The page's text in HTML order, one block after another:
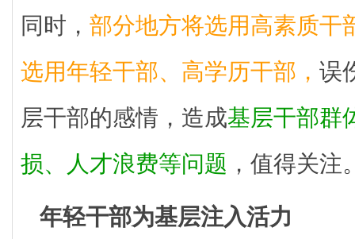
同时， 部分地方将选用高素质干
选用年轻干部、高学历干部， 误
层干部的感情，造成基层干部群
损、人才浪费等问题 ，值得关注
年轻干部为基层注入活力